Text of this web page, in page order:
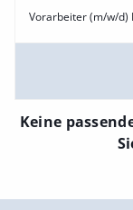
Vorarbeiter (m/w/d)
Keine